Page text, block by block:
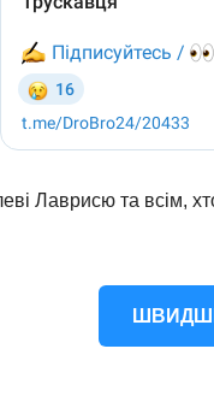
Лаврисю та всім,